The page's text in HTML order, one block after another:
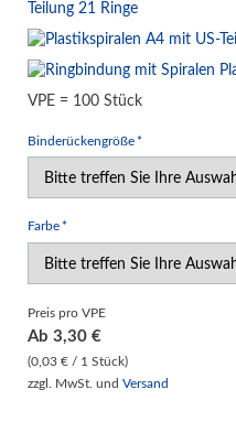
VPE = 100 Stück
Pflichtfeld
Binderückengröße *
Pflichtfeld
Farbe *
Preis pro VPE
Ab 3,30 €
(0,03 € / 1 Stück)
zzgl. MwSt. und Versand